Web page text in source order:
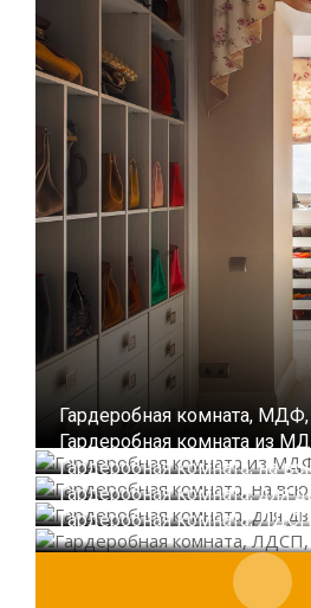
Гардеробная комната, МДФ,
Гардеробная комната из
Гардеробная комната, на
Гардеробная комната, для
Гардеробная комната,